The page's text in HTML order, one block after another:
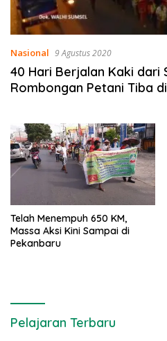
Nasional 9 Agustus 2020
40 Hari Berjalan Kaki dari
Rombongan Petani Tiba
Telah Menempuh 650 KM,
Massa Aksi Kini Sampai di
Pekanbaru
Pelajaran Terbaru